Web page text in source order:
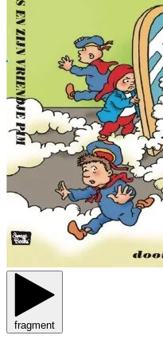
fragment